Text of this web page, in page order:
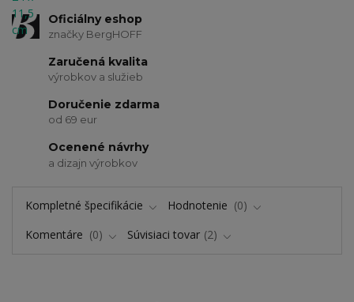
Oficiálny eshop
značky BergHOFF
Zaručená kvalita
výrobkov a služieb
Doručenie zdarma
od 69 eur
Ocenené návrhy
a dizajn výrobkov
Kompletné špecifikácie Hodnotenie
0
Komentáre
0 Súvisiaci tovar 2